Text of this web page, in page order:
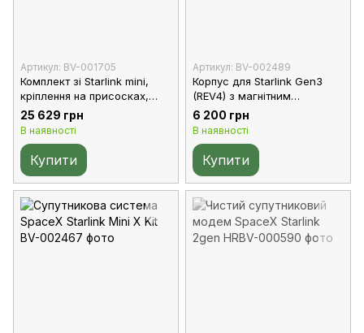
Артикул: BV-001705
Комплект зі Starlink mini,
кріплення на присосках,
кабель живлення 5м
25 629 грн
В наявності
Купити
Артикул: BV-002489
Корпус для Starlink Gen3
(REV4) з магнітним
кріпленням на дах
автомобіля
6 200 грн
В наявності
Купити